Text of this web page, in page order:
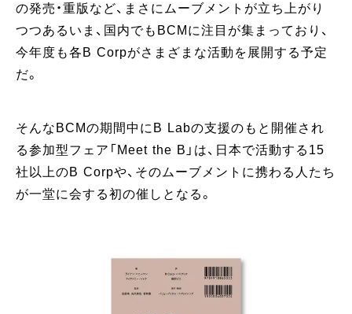
の発売・重版など、まさにムーブメントが立ち上がり
つつあるいま、国内でもBCMに注目が集まっており、
今年度も各B Corpがさまざまな活動を展開する予定
だ。
そんなBCMの期間中にB Labの支援のもと開催され
る参加型フェア「Meet the B」は、日本で活動する15
社以上のB Corpや、そのムーブメントに携わる人たち
が一堂に会する初の催しとなる。